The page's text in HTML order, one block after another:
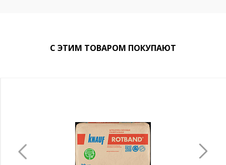
С ЭТИМ ТОВАРОМ ПОКУПАЮТ